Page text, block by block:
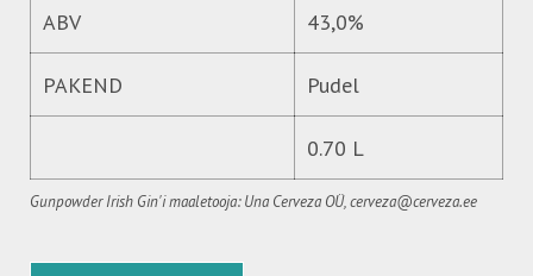
ABV 43,0%
PAKEND Pudel
0.70 L
Gunpowder Irish Gin'i maaletooja: Una Cerveza OÜ, cerveza@cerveza.ee